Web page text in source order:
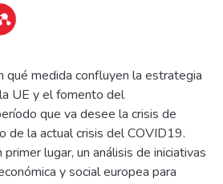
qué medida confluyen la estrategia
UE y el fomento del
que va desee la crisis de
la actual crisis del COVID19.
lugar, un análisis de iniciativas
y social europea para